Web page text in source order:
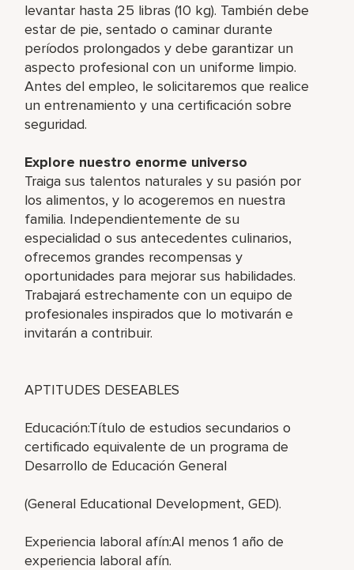
levantar hasta 25 libras (10 kg). También debe
estar de pie, sentado o caminar durante
períodos prolongados y debe garantizar un
aspecto profesional con un uniforme limpio.
Antes del empleo, le solicitaremos que realice
un entrenamiento y una certificación sobre
seguridad.
Explore nuestro enorme universo
Traiga sus talentos naturales y su pasión por
los alimentos, y lo acogeremos en nuestra
familia. Independientemente de su
especialidad o sus antecedentes culinarios,
ofrecemos grandes recompensas y
oportunidades para mejorar sus habilidades.
Trabajará estrechamente con un equipo de
profesionales inspirados que lo motivarán e
invitarán a contribuir.
APTITUDES DESEABLES
Educación:Título de estudios secundarios o
certificado equivalente de un programa de
Desarrollo de Educación General
(General Educational Development, GED).
Experiencia laboral afín:Al menos 1 año de
experiencia laboral afín.